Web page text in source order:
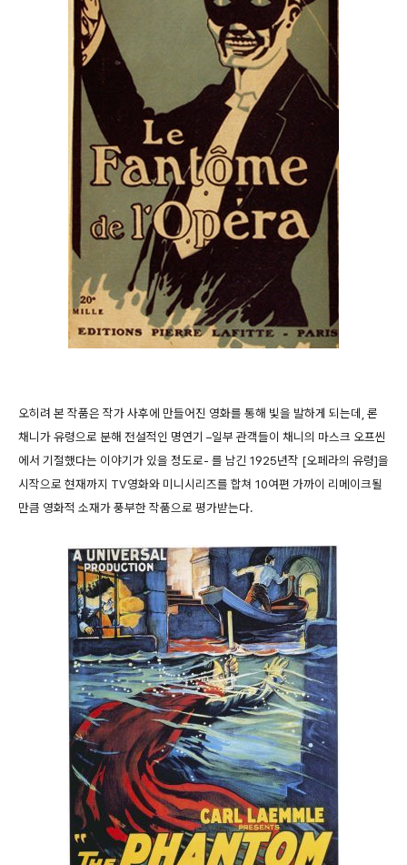
오히려 본 작품은 작가 사후에 만들어진 영화를 통해 빛을 발하게 되는데, 론
채니가 유령으로 분해 전설적인 명연기 –일부 관객들이 채니의 마스크 오프씬
에서 기절했다는 이야기가 있을 정도로- 를 남긴 1925년작 [오페라의 유령]을
시작으로 현재까지 TV영화와 미니시리즈를 합쳐 10여편 가까이 리메이크될
만큼 영화적 소재가 풍부한 작품으로 평가받는다.